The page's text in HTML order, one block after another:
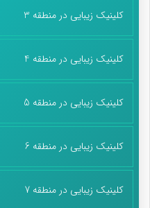
کلینیک زیبایی در منطقه 3
کلینیک زیبایی در منطقه 4
کلینیک زیبایی در منطقه 5
کلینیک زیبایی در منطقه 6
کلینیک زیبایی در منطقه 7